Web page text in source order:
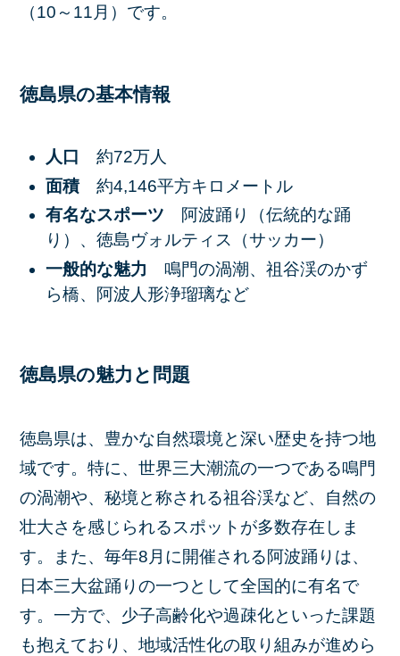
（10～11月）です。​
徳島県の基本情報
人口 約72万人​
面積 ​約4,146平方キロメートル​
有名なスポーツ
阿波踊り（伝統的な踊
り）、徳島ヴォルティス（サッカー）​
一般的な魅力 鳴門の渦潮、祖谷渓のかず
ら橋、阿波人形浄瑠璃など​
徳島県の魅力と問題
徳島県は、豊かな自然環境と深い歴史を持つ地
域です。​特に、世界三大潮流の一つである鳴門
の渦潮や、秘境と称される祖谷渓など、自然の
壮大さを感じられるスポットが多数存在しま
す。​また、毎年8月に開催される阿波踊りは、
日本三大盆踊りの一つとして全国的に有名で
す。​一方で、少子高齢化や過疎化といった課題
も抱えており、地域活性化の取り組みが進めら